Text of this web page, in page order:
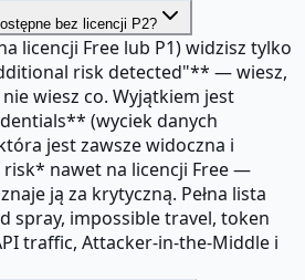
bez licencji P2?
licencji Free lub P1) widzisz tylko
risk detected"** — wiesz,
wiesz co. Wyjątkiem jest
(wyciek danych
jest zawsze widoczna i
nawet na licencji Free —
ją za krytyczną. Pełna lista
spray, impossible travel, token
traffic, Attacker-in-the-Middle i